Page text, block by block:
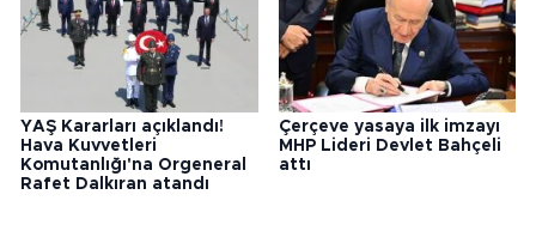
YAŞ Kararları açıklandı!
Hava Kuvvetleri
Komutanlığı'na Orgeneral
Rafet Dalkıran atandı
Çerçeve yasaya ilk imzayı
MHP Lideri Devlet Bahçeli
attı